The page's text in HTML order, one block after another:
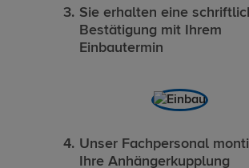
Sie erhalten eine
Bestätigung mit Ihrem
Einbautermin
Unser Fachpersonal
Ihre Anhängerkupplung